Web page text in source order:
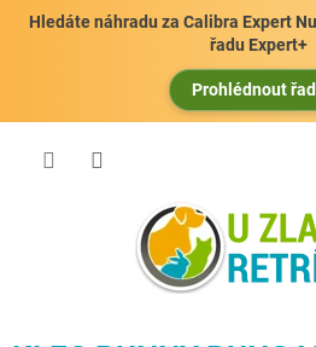
Hledáte náhradu za Calibra Expert
řadu Expert+
Prohlédnout